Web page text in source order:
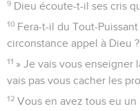
9 Dieu écoute-t-il ses cris
10 Fera-t-il du Tout-
circonstance appel à Dieu ?
11 » Je vais vous enseigner
vais pas vous cacher les
12 Vous en avez tous eu